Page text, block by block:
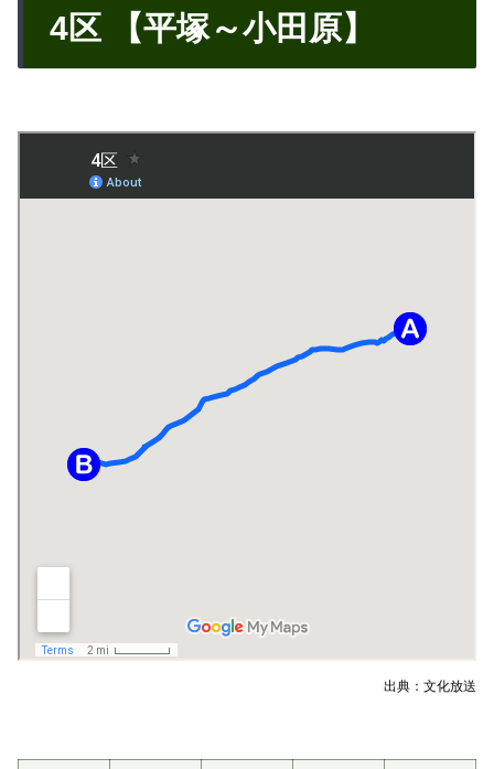
4区 【平塚～小田原】
出典：文化放送